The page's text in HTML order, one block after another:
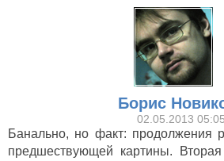
Борис
02.05.2013 05:05
Банально, но факт: продолжения
предшествующей картины.